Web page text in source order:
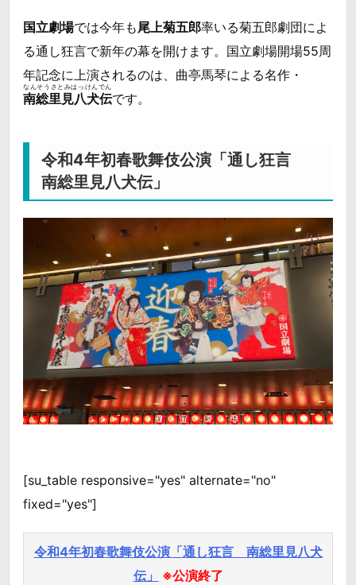
国立劇場では今年も尾上菊五郎率いる菊五郎劇団によ
る通し狂言で新年の幕を開けます。国立劇場開場55周
年記念に上演されるのは、曲亭馬琴による名作・
南総里見八犬伝
なんそうさとみはっけんでん
です。
令和4年初春歌舞伎公演「通し狂言
南総里見八犬伝」
[su_table responsive="yes" alternate="no"
fixed="yes"]
令和4年初春歌舞伎公演「通し狂言 南総里見八犬
伝」
※公演終了